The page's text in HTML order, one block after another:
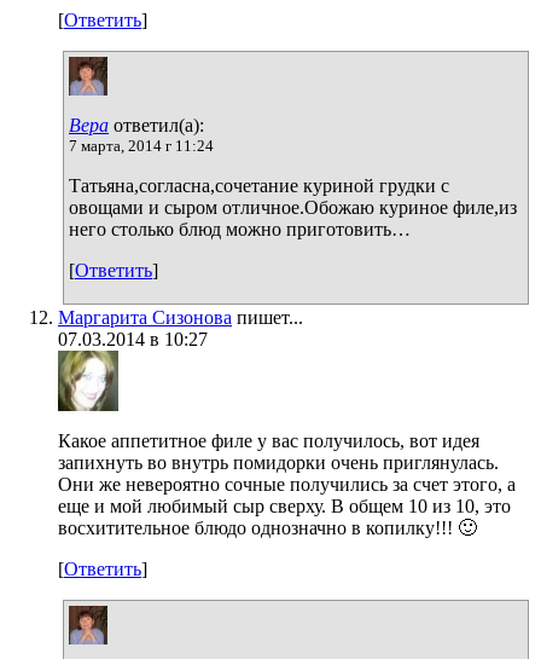
[Ответить]
Вера ответил(а):
7 марта, 2014 г 11:24
Татьяна,согласна,сочетание куриной грудки с
овощами и сыром отличное.Обожаю куриное филе,из
него столько блюд можно приготовить…
[Ответить]
Маргарита Сизонова пишет...
07.03.2014 в 10:27
Какое аппетитное филе у вас получилось, вот идея
запихнуть во внутрь помидорки очень приглянулась.
Они же невероятно сочные получились за счет этого, а
еще и мой любимый сыр сверху. В общем 10 из 10, это
восхитительное блюдо однозначно в копилку!!! 🙂
[Ответить]